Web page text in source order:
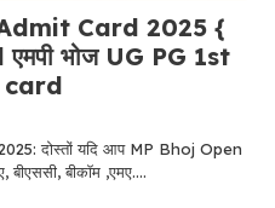
Card 2025 {
भोज UG PG 1st
card
दोस्तों यदि आप MP Bhoj Open
बीकॉम ,एमए....